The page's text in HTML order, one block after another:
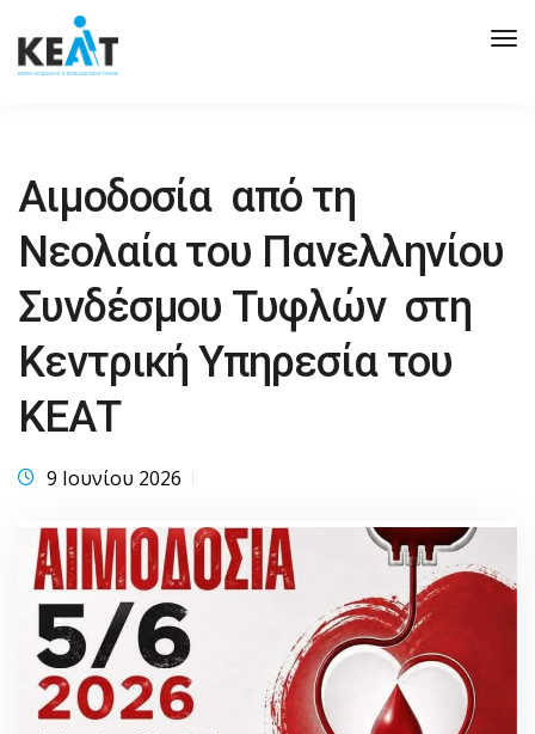
Αιμοδοσία από τη
Νεολαία του Πανελληνίου
Συνδέσμου Τυφλών στη
Κεντρική Υπηρεσία του
ΚΕΑΤ
9 Ιουνίου 2026